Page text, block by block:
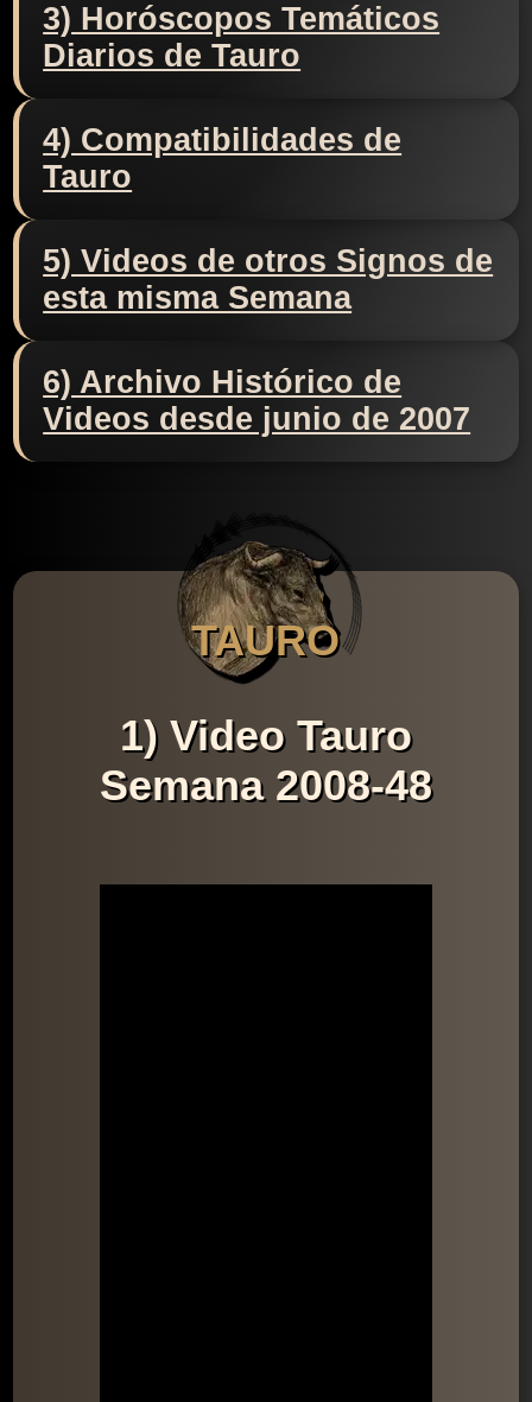
3) Horóscopos Temáticos
Diarios de Tauro
4) Compatibilidades de
Tauro
5) Videos de otros Signos de
esta misma Semana
6) Archivo Histórico de
Videos desde junio de 2007
TAURO
1) Video Tauro
Semana 2008-48